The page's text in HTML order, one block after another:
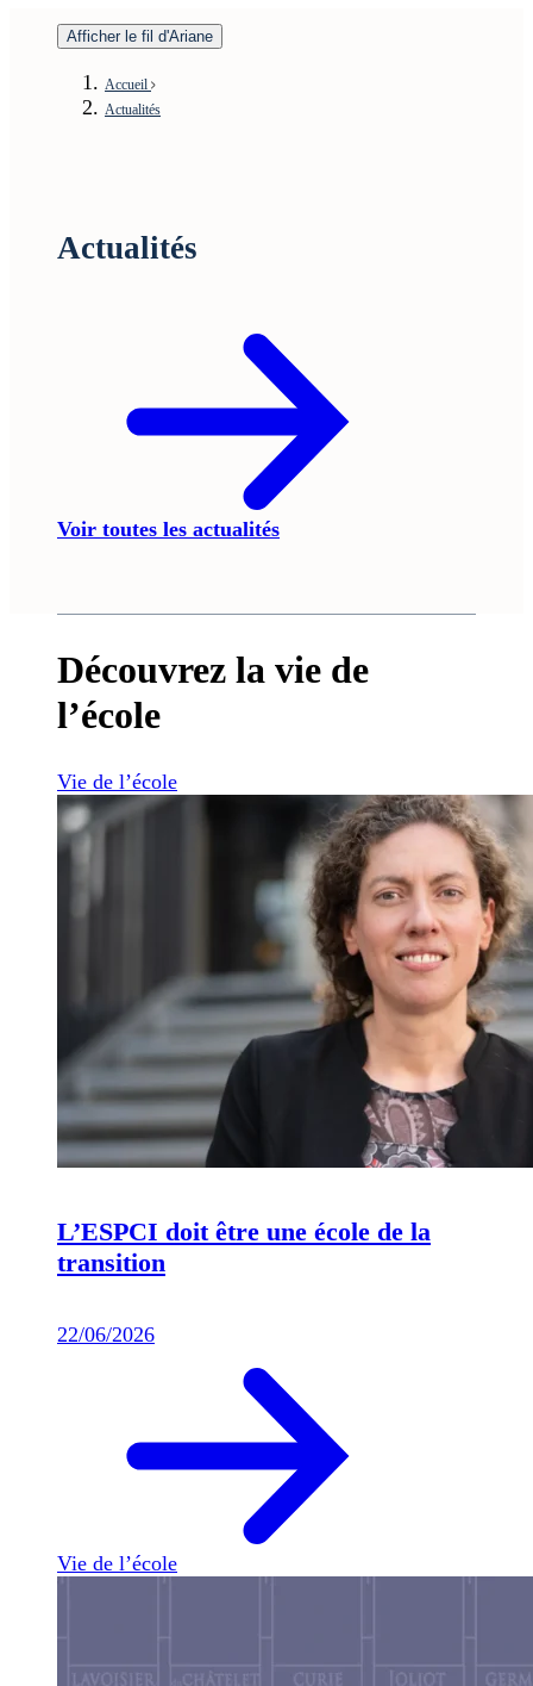
Afficher le fil d'Ariane
Accueil
Actualités
Actualités
Voir toutes les actualités
Découvrez la vie de
l’école
Vie de l’école
L’ESPCI doit être une école de la
transition
22/06/2026
Vie de l’école